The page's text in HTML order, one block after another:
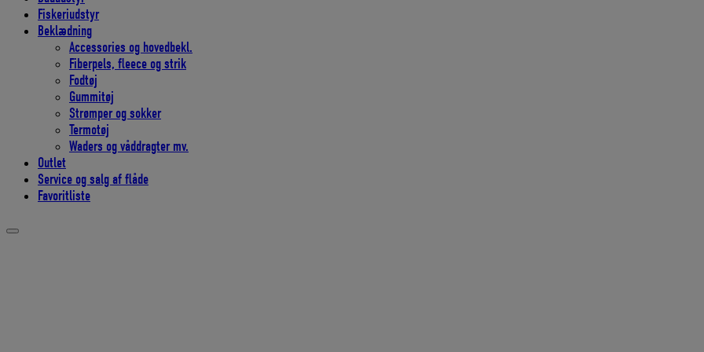
Fiskeriudstyr
Beklædning
Accessories og hovedbekl.
Fiberpels, fleece og strik
Fodtøj
Gummitøj
Strømper og sokker
Termotøj
Waders og våddragter mv.
Outlet
Service og salg af flåde
Favoritliste